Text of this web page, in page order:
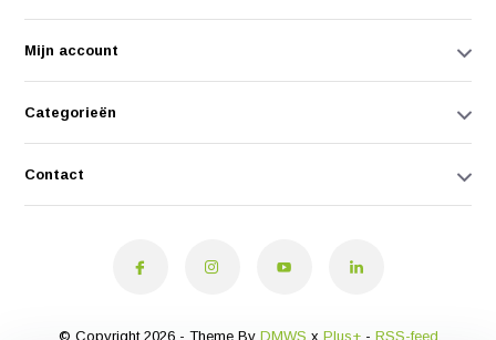
Mijn account
Categorieën
Contact
© Copyright 2026 - Theme By DMWS x Plus+- RSS-feed